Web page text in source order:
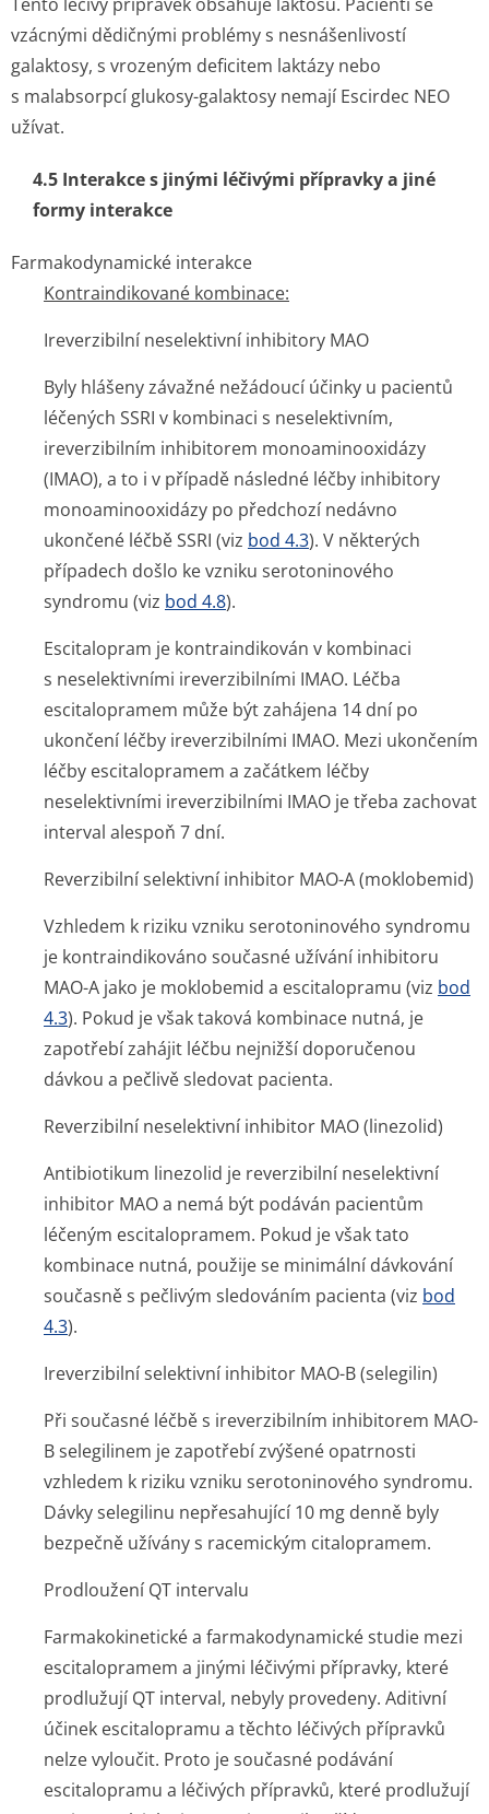
vzácnými dědičnými problémy s nesnášenlivostí
galaktosy, s vrozeným deficitem laktázy nebo
s malabsorpcí glukosy-galaktosy nemají Escirdec NEO
užívat.
4.5 Interakce s jinými léčivými přípravky a jiné
formy interakce
Farmakodynamické interakce
Kontraindikované kombinace:
Ireverzibilní neselektivní inhibitory MAO
Byly hlášeny závažné nežádoucí účinky u pacientů
léčených SSRI v kombinaci s neselektivním,
ireverzibilním inhibitorem monoaminooxidázy
(IMAO), a to i v případě následné léčby inhibitory
monoaminooxidázy po předchozí nedávno
ukončené léčbě SSRI (viz bod 4.3). V některých
případech došlo ke vzniku serotoninového
syndromu (viz bod 4.8).
Escitalopram je kontraindikován v kombinaci
s neselektivními ireverzibilními IMAO. Léčba
escitalopramem může být zahájena 14 dní po
ukončení léčby ireverzibilními IMAO. Mezi ukončením
léčby escitalopramem a začátkem léčby
neselektivními ireverzibilními IMAO je třeba zachovat
interval alespoň 7 dní.
Reverzibilní selektivní inhibitor MAO-A (moklobemid)
Vzhledem k riziku vzniku serotoninového syndromu
je kontraindikováno současné užívání inhibitoru
MAO-A jako je moklobemid a escitalopramu (viz bod
4.3). Pokud je však taková kombinace nutná, je
zapotřebí zahájit léčbu nejnižší doporučenou
dávkou a pečlivě sledovat pacienta.
Reverzibilní neselektivní inhibitor MAO (linezolid)
Antibiotikum linezolid je reverzibilní neselektivní
inhibitor MAO a nemá být podáván pacientům
léčeným escitalopramem. Pokud je však tato
kombinace nutná, použije se minimální dávkování
současně s pečlivým sledováním pacienta (viz bod
4.3).
Ireverzibilní selektivní inhibitor MAO-B (selegilin)
Při současné léčbě s ireverzibilním inhibitorem MAO-
B selegilinem je zapotřebí zvýšené opatrnosti
vzhledem k riziku vzniku serotoninového syndromu.
Dávky selegilinu nepřesahující 10 mg denně byly
bezpečně užívány s racemickým citalopramem.
Prodloužení QT intervalu
Farmakokinetické a farmakodynamické studie mezi
escitalopramem a jinými léčivými přípravky, které
prodlužují QT interval, nebyly provedeny. Aditivní
účinek escitalopramu a těchto léčivých přípravků
nelze vyloučit. Proto je současné podávání
escitalopramu a léčivých přípravků, které prodlužují